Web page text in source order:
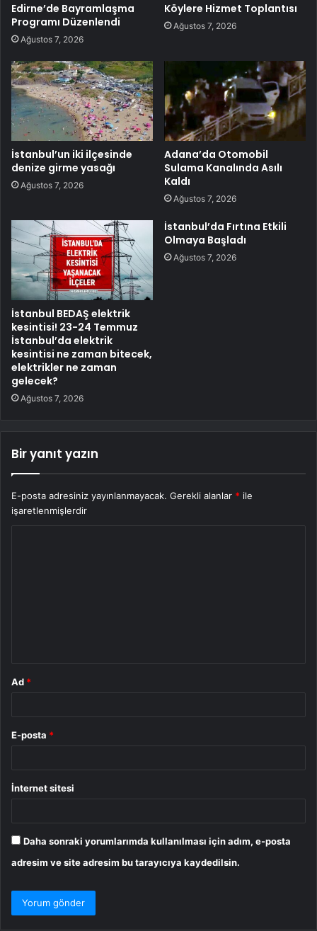
Edirne’de Bayramlaşma
Programı Düzenlendi
Ağustos 7, 2026
Köylere Hizmet Toplantısı
Ağustos 7, 2026
İstanbul’un iki ilçesinde
denize girme yasağı
Ağustos 7, 2026
Adana’da Otomobil
Sulama Kanalında Asılı
Kaldı
Ağustos 7, 2026
İstanbul BEDAŞ elektrik
kesintisi! 23-24 Temmuz
İstanbul’da elektrik
kesintisi ne zaman bitecek,
elektrikler ne zaman
gelecek?
Ağustos 7, 2026
İstanbul’da Fırtına Etkili
Olmaya Başladı
Ağustos 7, 2026
Bir yanıt yazın
E-posta adresiniz yayınlanmayacak. Gerekli alanlar * ile
işaretlenmişlerdir
Ad *
E-posta *
İnternet sitesi
Daha sonraki yorumlarımda kullanılması için adım, e-posta
adresim ve site adresim bu tarayıcıya kaydedilsin.